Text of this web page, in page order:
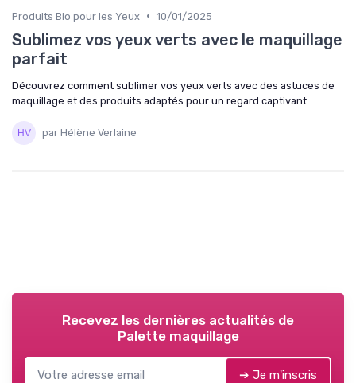
Produits Bio pour les Yeux • 10/01/2025
Sublimez vos yeux verts avec le maquillage
parfait
Découvrez comment sublimer vos yeux verts avec des astuces de
maquillage et des produits adaptés pour un regard captivant.
par Hélène Verlaine
Recevez les dernières actualités de
Palette maquillage
➔ Je m'inscris